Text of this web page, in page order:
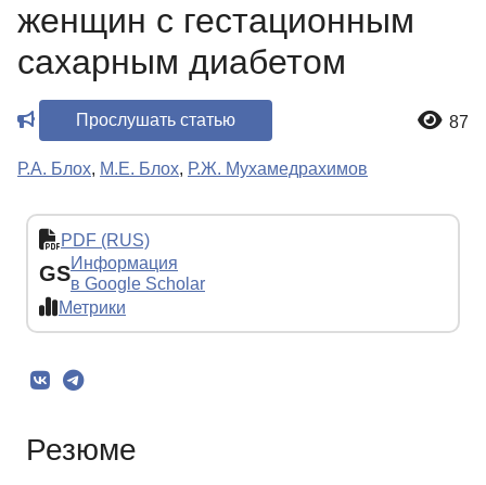
женщин с гестационным
сахарным диабетом
Прослушать статью 87
Р.А. Блох, М.Е. Блох, Р.Ж. Мухамедрахимов
PDF (RUS)
GSИнформация
в Google Scholar
Метрики
Резюме